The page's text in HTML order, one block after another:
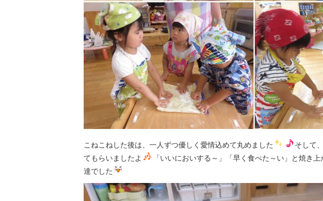
こねこねした後は、一人ずつ優しく愛情込めて丸めました
そして
てもらいましたよ
「いいにおいする～」「早く食べた～い」と焼き
達でした